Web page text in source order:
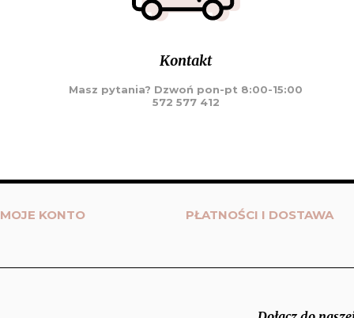
Kontakt
Masz pytania? Dzwoń pon-pt 8:00-15:00
572 577 412
MOJE KONTO PŁATNOŚCI I DOSTAWA